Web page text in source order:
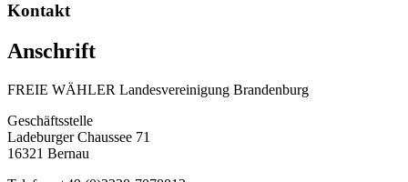
Kontakt
Anschrift
FREIE WÄHLER Landesvereinigung Brandenburg
Geschäftsstelle
Ladeburger Chaussee 71
16321 Bernau